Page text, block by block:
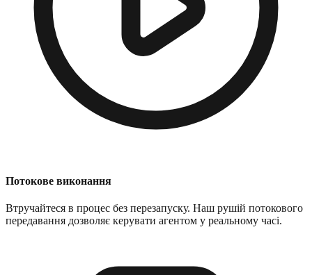
Потокове виконання
Втручайтеся в процес без перезапуску. Наш рушій потокового
передавання дозволяє керувати агентом у реальному часі.